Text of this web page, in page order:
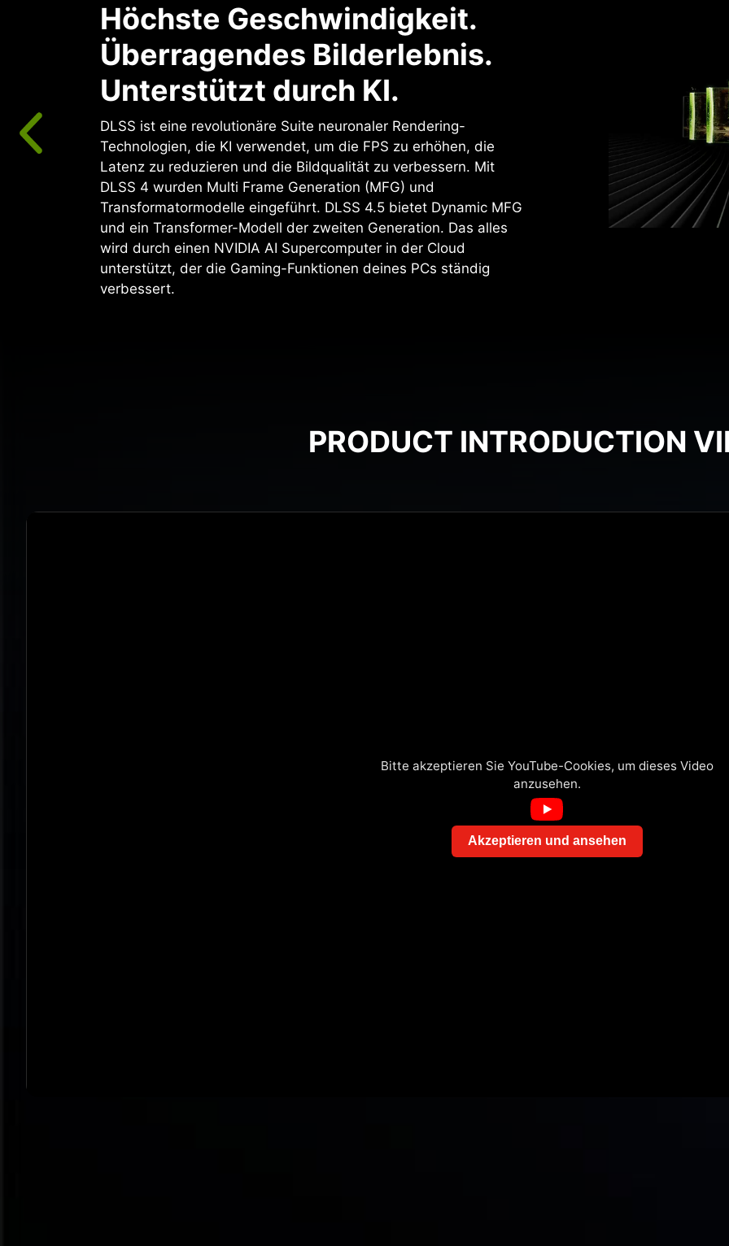
Höchste Geschwindigkeit.
Überragendes Bilderlebnis.
Unterstützt durch KI.
DLSS ist eine revolutionäre Suite neuronaler Rendering-
Technologien, die KI verwendet, um die FPS zu erhöhen, die
Latenz zu reduzieren und die Bildqualität zu verbessern. Mit
DLSS 4 wurden Multi Frame Generation (MFG) und
Transformatormodelle eingeführt. DLSS 4.5 bietet Dynamic MFG
und ein Transformer-Modell der zweiten Generation. Das alles
wird durch einen NVIDIA AI Supercomputer in der Cloud
unterstützt, der die Gaming-Funktionen deines PCs ständig
verbessert.
PRODUCT INTRODUCTION
Bitte akzeptieren Sie YouTube-Cookies, um dieses Video
anzusehen.
Akzeptieren und ansehen